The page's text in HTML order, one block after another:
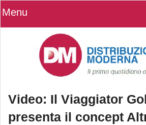
Menu
Video: Il Viaggiator
presenta il concept